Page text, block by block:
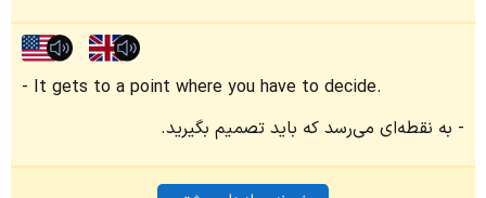
It gets to a point where you have to decide.
به نقطه‌ای می‌رسد که باید تصمیم بگیرید.